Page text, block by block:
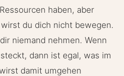
haben, aber
du dich nicht bewegen.
niemand nehmen. Wenn
dann ist egal, was im
damit umgehen